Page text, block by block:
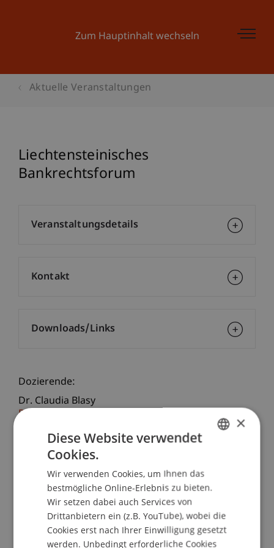
Zum Hauptinhalt wechseln
Aktuelle Veranstaltungen
Liechtensteinisches
Bankrechtsforum
Dozierende:
Dr. Claudia Blasy
Prof. Dr. Bernhard Burtscher
Mag. Peter Jedlicka
Dr. iur. Christina Delia
PD MMag. Dr. ThomasStern MBA LL.M.
(Heidelberg)
School/Professur:
Bank- und Finanzmarktrecht
Veranstaltungsdetails
Kontakt
Downloads/Links
×
Diese Website verwendet
Cookies.
Wir verwenden Cookies, um Ihnen das
bestmögliche Online-Erlebnis zu bieten.
Wir setzen dabei auch Services von
Drittanbietern ein (z.B. YouTube), wobei die
Cookies erst nach Ihrer Einwilligung gesetzt
werden. Unbedingt erforderliche Cookies